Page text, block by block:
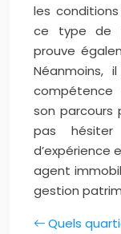
les
ce type de
prouve
Néanmoins,
compétence
son parcours
pas
d’expérience
agent
gestion
Quels